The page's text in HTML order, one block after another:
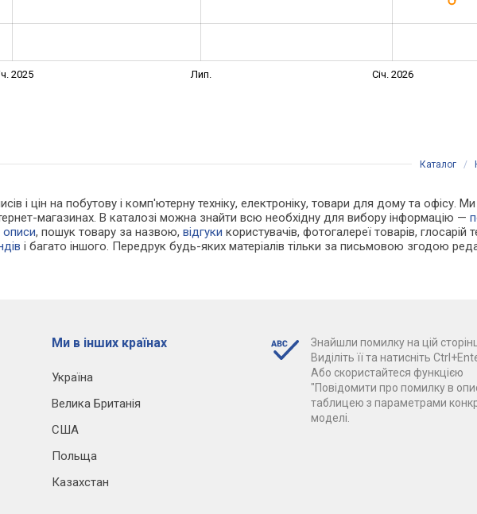
2025 Лип. Січ. 2026
Каталог /
і цін на побутову і комп'ютерну техніку, електроніку, товари для дому та офісу.
магазинах. В каталозі можна знайти всю необхідну для вибору інформацію —
описи, пошук товару за назвою,відгуки користувачів, фотогалереї товарів, глосарій
і багато іншого. Передрук будь-яких матеріалів тільки за письмовою згодою
Ми в інших країнах
Україна
Велика Британія
США
Польща
Казахстан
Знайшли помилку на цій
Виділіть її та натисніть
Або скористайтеся функцією
"Повідомити про помилку в
таблицею з параметрами
моделі.